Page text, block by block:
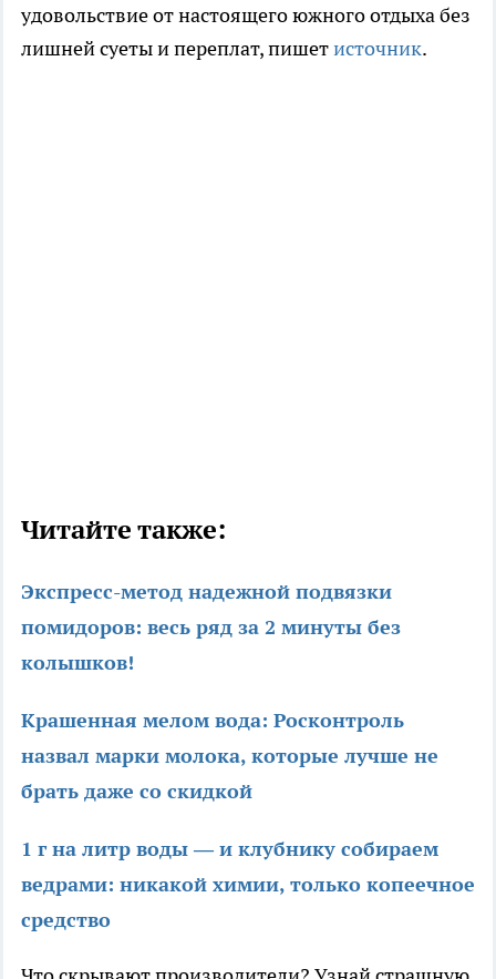
удовольствие от настоящего южного отдыха без
лишней суеты и переплат, пишетисточник.
Читайте также:
Экспресс-метод надежной подвязки
помидоров: весь ряд за 2 минуты без
колышков!
Крашенная мелом вода: Росконтроль
назвал марки молока, которые лучше не
брать даже со скидкой
1 г на литр воды — и клубнику собираем
ведрами: никакой химии, только копеечное
средство